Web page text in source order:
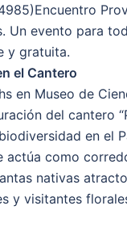
Un evento para
y gratuita.
el Cantero
en Museo de
del cantero
en el
actúa como
nativas
y visitantes